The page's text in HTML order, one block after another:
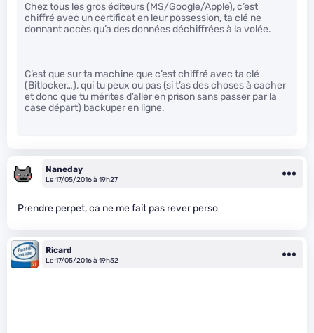
Chez tous les gros éditeurs (MS/Google/Apple), c’est
chiffré avec un certificat en leur possession, ta clé ne
donnant accès qu’a des données déchiffrées à la volée.
C’est que sur ta machine que c’est chiffré avec ta clé
(Bitlocker…), qui tu peux ou pas (si t’as des choses à cacher
et donc que tu mérites d’aller en prison sans passer par la
case départ) backuper en ligne.
Naneday
Le 17/05/2016 à 19h27
Prendre perpet, ca ne me fait pas rever perso
Ricard
Le 17/05/2016 à 19h52